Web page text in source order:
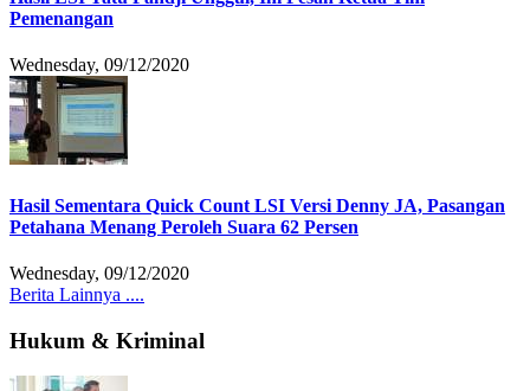
Pemenangan
Wednesday, 09/12/2020
Hasil Sementara Quick Count LSI Versi Denny JA, Pasangan
Petahana Menang Peroleh Suara 62 Persen
Wednesday, 09/12/2020
Berita Lainnya ....
Hukum & Kriminal